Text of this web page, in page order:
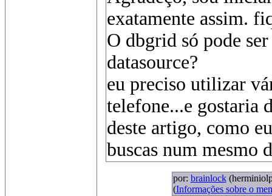
exatamente assim.
O dbgrid só pode
datasource?
eu preciso utilizar
telefone...e gostaria
deste artigo, como
buscas num mesmo
por: brainlock
(Informações sobre o